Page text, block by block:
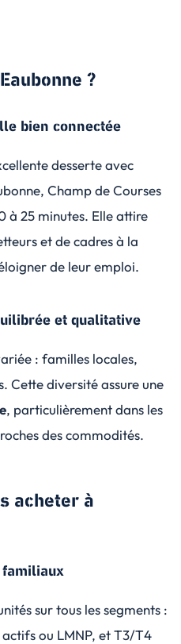
?
bien connectée
desserte avec
Champ de Courses
à 25 minutes. Elle attire
et de cadres à la
de leur emploi.
et qualitative
: familles locales,
Cette diversité assure une
, particulièrement dans les
des commodités.
acheter à
sur tous les segments :
ou LMNP, et T3/T4